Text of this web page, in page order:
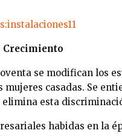
Crecimiento
se modifican los
mujeres casadas. Se
elimina esta
habidas en la